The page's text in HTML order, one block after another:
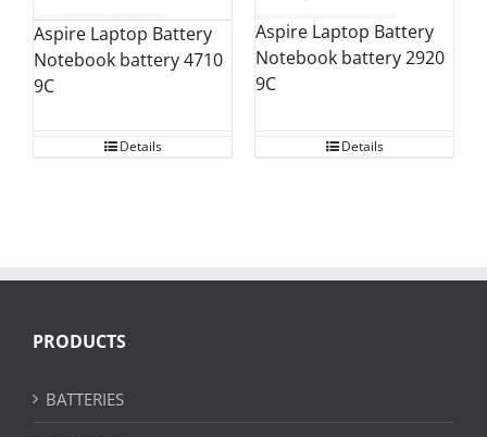
Aspire Laptop Battery
Notebook battery 4710
9C
Details
Aspire Laptop Battery
Notebook battery 2920
9C
Details
PRODUCTS
BATTERIES